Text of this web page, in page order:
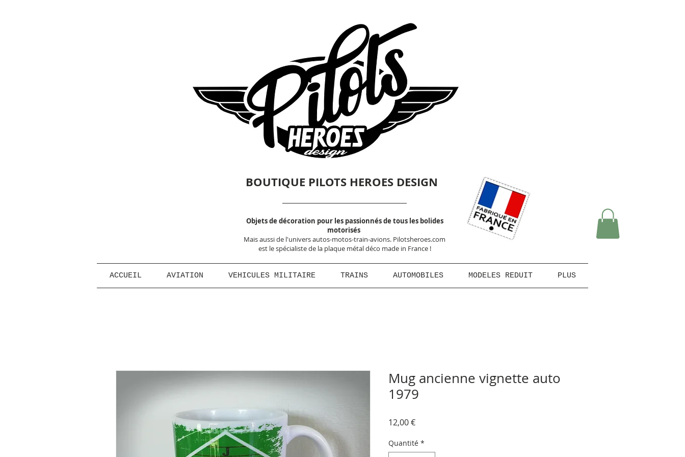
BOUTIQUE PILOTS HEROES DESIGN
Objets de décoration pour les passionnés de tous les bolides
motorisés
Mais aussi de l'univers autos-motos-train-avions. Pilotsheroes.com
est le spécialiste de la plaque métal déco made in France !
ACCUEIL AVIATION VEHICULES MILITAIRE TRAINS AUTOMOBILES MODELES REDUIT PLUS
Mug ancienne vignette auto
1979
12,00 €Prix
Quantité *